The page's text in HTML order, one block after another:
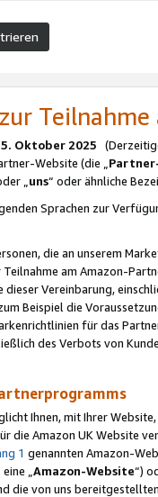
Oktober 2025
Website (die „
„uns“ oder ähnliche
Sprachen zur
die an unserem
am Amazon-
Vereinbarung,
Beispiel die
für das
des Verbots von
Ihnen, mit Ihrer
die Amazon UK Website
1 genannten Amazon-
„ Amazon-Website“)
die von uns